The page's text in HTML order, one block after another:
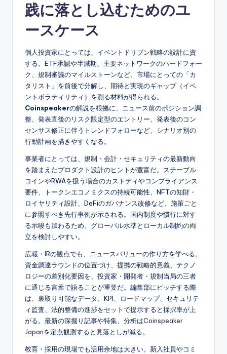
践に落とし込むためのユ
ースケース
個人投資家にとっては、イベントドリブン戦略の設計に資
する。ETF承認や半減期、主要ネットワークのハードフォー
ク、規制審議のマイルストーンなど、市場にとっての「カ
タリスト」を前後で分解し、期待と実現のギャップ（イベ
ントボラティリティ）を測る材料が得られる。
Coinspeakerの解説を根拠に、ニュース前のポジション調
整、発表直後のリスク限定型のエントリー、発表後のコン
センサス修正に伴うトレンドフォローなど、シナリオ別の
行動計画を描きやすくなる。
事業者にとっては、規制・会計・セキュリティの最新動向
を踏まえたプロダクト設計のヒントが豊富だ。ステーブル
コインやRWAを扱う場合のカストディやコンプライアンス
要件、トークンエコノミクスの持続可能性、NFTの知財・
ロイヤリティ設計、DeFiのガバナンス改修など、施策ごと
に参照すべき先行事例が示される。国内制度や慣行に対す
る示唆も加わるため、グローバル水準とローカル制約の両
立を検討しやすい。
広報・IRの観点でも、ニュースバリューの作り方を学べる。
資金調達ラウンドの位置づけ、提携の戦略的意義、テクノ
ロジーの差別化要因を、投資家・開発者・規制当局の三者
に通じる言葉で語ることが重要だ。編集部にピッチする際
は、裏取り可能なデータ、KPI、ロードマップ、セキュリテ
ィ監査、法的整備の進捗をセットで提示すると採択率が上
がる。最新の深掘り記事や特集、分析はCoinspeaker
Japanを定点観測すると見落としが減る。
教育・採用の現場でも活用余地は大きい。新入社員やコミ